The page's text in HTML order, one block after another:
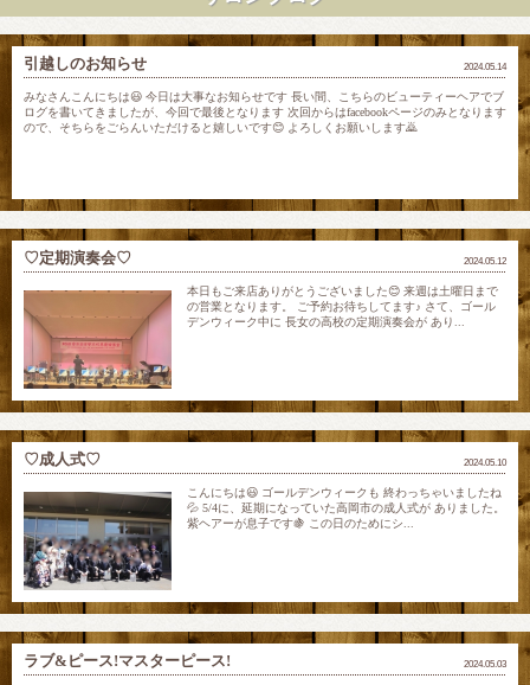
2024.05.14
引越しのお知らせ
みなさんこんにちは😃 今日は大事なお知らせです 長い間、こちらのビューティーヘアでブ
ログを書いてきましたが、今回で最後となります 次回からはfacebookページのみとなります
ので、そちらをごらんいただけると嬉しいです😊 よろしくお願いします🙇
2024.05.12
♡定期演奏会♡
本日もご来店ありがとうございました😊 来週は土曜日まで
の営業となります。 ご予約お待ちしてます♪ さて、ゴール
デンウィーク中に 長女の高校の定期演奏会が あり...
2024.05.10
♡成人式♡
こんにちは😃 ゴールデンウィークも 終わっちゃいましたね
💦 5/4に、延期になっていた高岡市の成人式が ありました。
紫ヘアーが息子です🍇 この日のためにシ...
2024.05.03
ラブ&ピース!マスターピース!